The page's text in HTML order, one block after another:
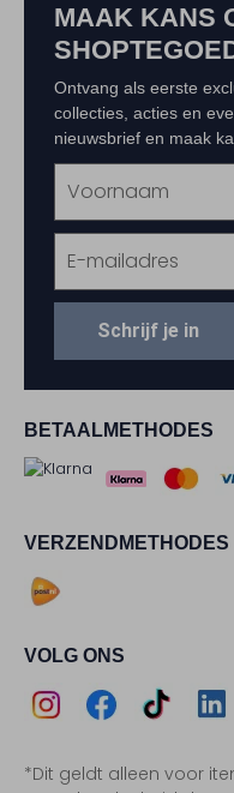
BETAALMETHODES
VERZENDMETHODES
VOLG ONS
*Dit geldt alleen voor
MAAK KANS
Ontvang als eerste
collecties, acties en
nieuwsbrief en maak
Schrijf je in